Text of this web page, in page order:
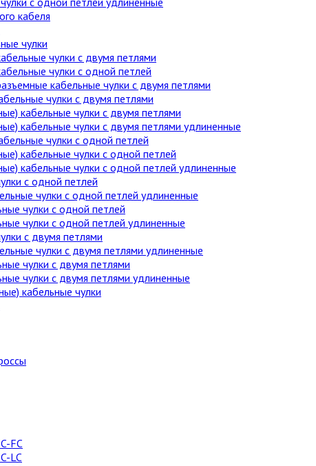
кабеля
чулки
чулки с двумя петлями
чулки с одной петлей
кабельные чулки с двумя петлями
чулки с двумя петлями
кабельные чулки с двумя петлями
кабельные чулки с двумя петлями удлиненные
чулки с одной петлей
кабельные чулки с одной петлей
кабельные чулки с одной петлей удлиненные
c одной петлей
чулки с одной петлей удлиненные
чулки с одной петлей
чулки с одной петлей удлиненные
с двумя петлями
чулки с двумя петлями удлиненные
чулки с двумя петлями
чулки с двумя петлями удлиненные
кабельные чулки
FC
LC